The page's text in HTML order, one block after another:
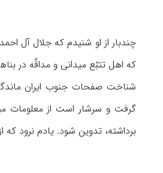
چندبار از او شنیدم که جلال آل
که اهل تتبّع میدانی و مداقّه در
شناخت صفحات جنوب ایران
گرفت و سرشار است از معلومات
برداشته، تدوین شود. یادم نرود که